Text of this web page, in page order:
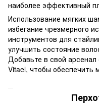
наиболее эффективный
Использование мягких
избегание чрезмерного
инструментов для
улучшить состояние
Добавьте в свой арсенал
Vitael, чтобы обеспечить